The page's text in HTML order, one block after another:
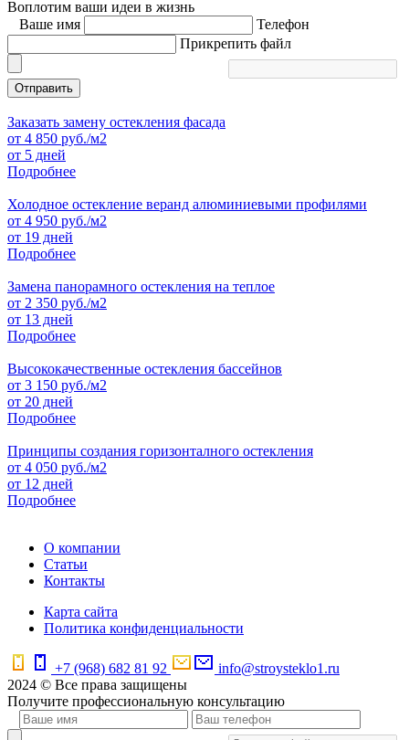
Воплотим ваши идеи в жизнь
Ваше имя
Телефон
Прикрепить файл
Отправить
Заказать замену остекления фасада
от 4 850 руб./м2
от 5 дней
Подробнее
Холодное остекление веранд алюминиевыми профилями
от 4 950 руб./м2
от 19 дней
Подробнее
Замена панорамного остекления на теплое
от 2 350 руб./м2
от 13 дней
Подробнее
Высококачественные остекления бассейнов
от 3 150 руб./м2
от 20 дней
Подробнее
Принципы создания горизонталного остекления
от 4 050 руб./м2
от 12 дней
Подробнее
О компании
Статьи
Контакты
Карта сайта
Политика конфиденциальности
+7 (968) 682 81 92
info@stroysteklo1.ru
2024 © Все права защищены
Получите профессиональную консультацию